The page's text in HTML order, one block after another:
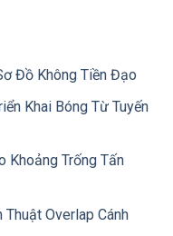
Đồ Không Tiền Đạo
Khai Bóng Từ Tuyến
Khoảng Trống Tấn
Thuật Overlap Cánh